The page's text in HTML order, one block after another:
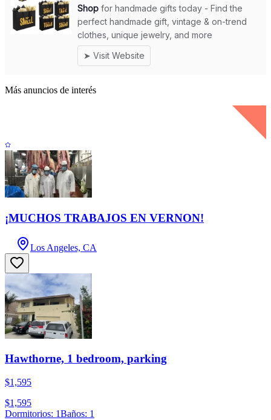
Más anuncios de interés
¡MUCHOS TRABAJOS EN VERNON!
Los Angeles, CA
Hawthorne, 1 bedroom, parking
$1,595
$1,595
Dormitorios: 1Baños: 1